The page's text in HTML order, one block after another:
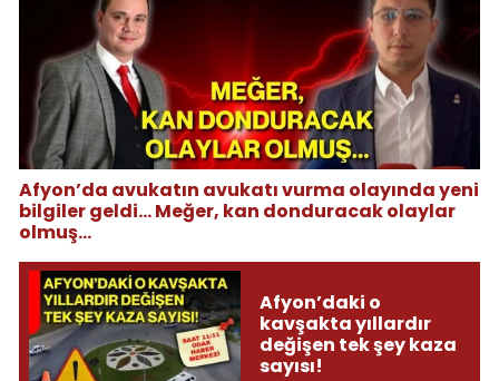
Afyon’da avukatın avukatı vurma olayında yeni
bilgiler geldi... Meğer, kan donduracak olaylar
olmuş...
Afyon’daki o
kavşakta yıllardır
değişen tek şey kaza
sayısı!